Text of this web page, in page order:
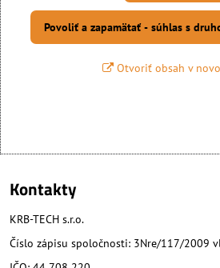
Povoliť a zapamätať - súhlas s
Otvoriť obsah v
Kontakty
KRB-TECH s.r.o.
Číslo zápisu spoločnosti: 3Nre/117/2009